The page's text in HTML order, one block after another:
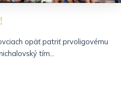
opäť patriť prvoligovému
tím...